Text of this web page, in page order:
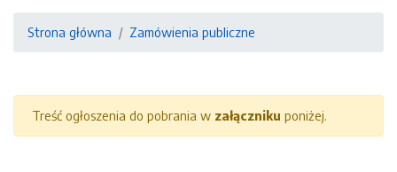
Strona główna Zamówienia publiczne
Treść ogłoszenia do pobrania w załączniku poniżej.